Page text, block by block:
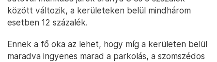
között változik, a kerületeken belül mindhárom
esetben 12 százalék.
Ennek a fő oka az lehet, hogy míg a kerületen belül
maradva ingyenes marad a parkolás, a szomszédos